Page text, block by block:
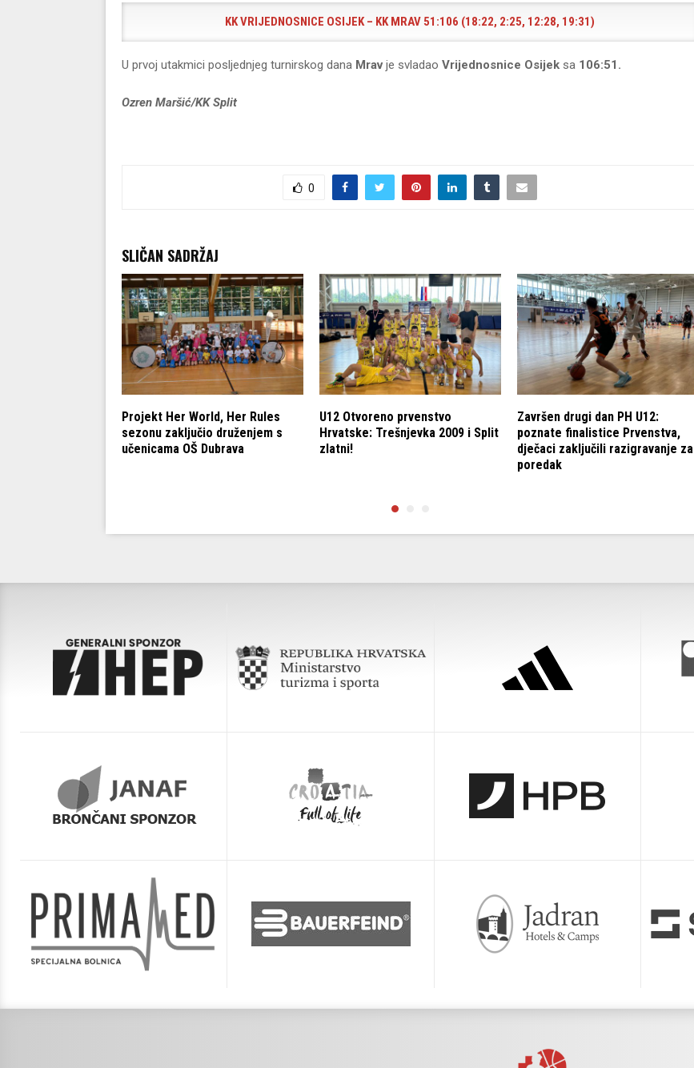
KK VRIJEDNOSNICE OSIJEK – KK MRAV 51:106 (18:22, 2:25, 12:28, 19:31)
U prvoj utakmici posljednjeg turnirskog dana Mravje svladao Vrijednosnice Osijek sa 106:51.
Ozren Maršić/KK Split
0
SLIČAN SADRŽAJ
Projekt Her World, Her Rules
sezonu zaključio druženjem s
učenicama OŠ Dubrava
U12 Otvoreno prvenstvo
Hrvatske: Trešnjevka 2009 i Split
zlatni!
Završen drugi dan PH U12:
poznate finalistice Prvenstva,
dječaci zaključili razigravanje za
poredak